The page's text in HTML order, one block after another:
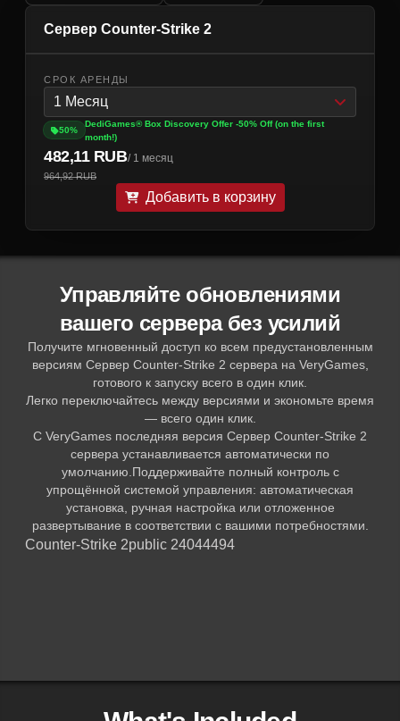
Сервер Counter-Strike 2
СРОК АРЕНДЫ
1 Месяц
50%
DediGames® Box Discovery Offer -50% Off (on the first
month!)
482,11 RUB/ 1 месяц
964,92 RUB
Добавить в корзину
Управляйте обновлениями
вашего сервера без усилий
Получите мгновенный доступ ко всем предустановленным
версиям Сервер Counter-Strike 2 сервера на VeryGames,
готового к запуску всего в один клик.
Легко переключайтесь между версиями и экономьте время
— всего один клик.
С VeryGames последняя версия Сервер Counter-Strike 2
сервера устанавливается автоматически по
умолчанию.Поддерживайте полный контроль с
упрощённой системой управления: автоматическая
установка, ручная настройка или отложенное
развертывание в соответствии с вашими потребностями.
Counter-Strike 2public 24044494